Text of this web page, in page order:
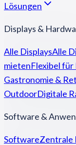
Lösungen
Displays &
Alle DisplaysAlle
mietenFlexibel für
Gastronomie &
OutdoorDigitale
Software &
SoftwareZentrale